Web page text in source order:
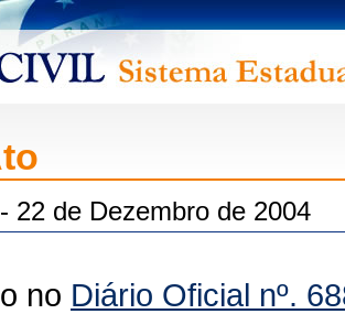
22 de Dezembro de 2004
no Diário Oficial nº.